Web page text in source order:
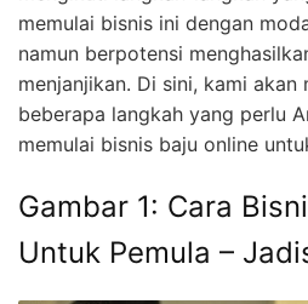
memulai bisnis ini dengan
namun berpotensi
menjanjikan. Di sini, kami akan
beberapa langkah yang perlu
memulai bisnis baju online
Gambar 1: Cara
Untuk Pemula –